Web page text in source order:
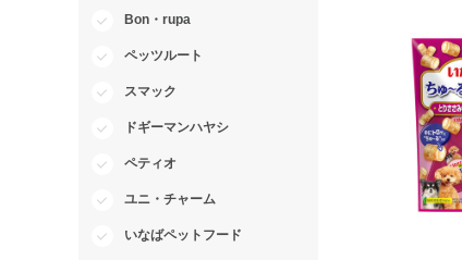
Bon・rupa
ペッツルート
スマック
ドギーマンハヤシ
ペティオ
ユニ・チャーム
いなばペットフード